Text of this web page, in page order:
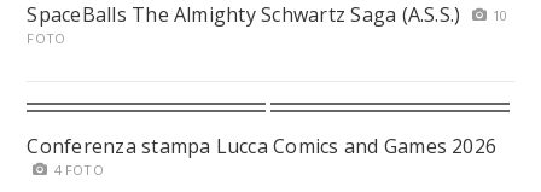
SpaceBalls The Almighty Schwartz Saga (A.S.S.)
10
FOTO
Conferenza stampa Lucca Comics and Games 2026
4 FOTO